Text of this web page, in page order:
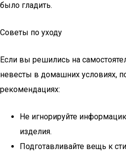
было гладить.
Советы по уходу
Если вы решились на
невесты в домашних условиях,
рекомендациях:
Не игнорируйте
изделия.
Подготавливайте вещь к